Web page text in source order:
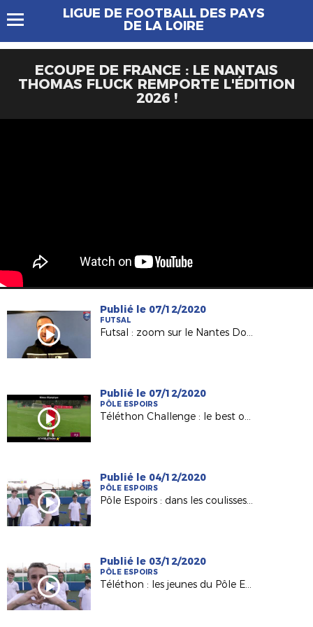
LIGUE DE FOOTBALL DES PAYS
DE LA LOIRE
ECOUPE DE FRANCE : LE NANTAIS
THOMAS FLUCK REMPORTE L'ÉDITION
2026 !
Publié le 07/12/2020
FUTSAL
Futsal : zoom sur le Nantes Doulon Bottière de David Le Boette
Publié le 07/12/2020
PÔLE ESPOIRS
Téléthon Challenge : le best of des Pôles et des Centres de Formation !
Publié le 04/12/2020
PÔLE ESPOIRS
Pôle Espoirs : dans les coulisses du clip du Téléthon !
Publié le 03/12/2020
PÔLE ESPOIRS
Téléthon : les jeunes du Pôle Espoirs donnent du coeur !